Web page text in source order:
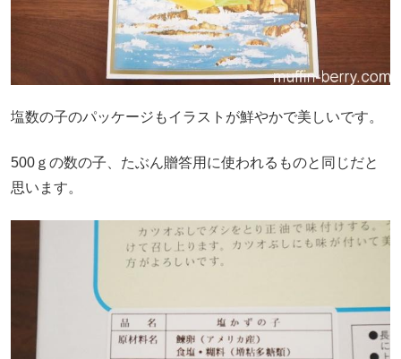
塩数の子のパッケージもイラストが鮮やかで美しいです。
500ｇの数の子、たぶん贈答用に使われるものと同じだと
思います。